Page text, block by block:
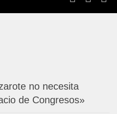
no necesita
de Congresos»